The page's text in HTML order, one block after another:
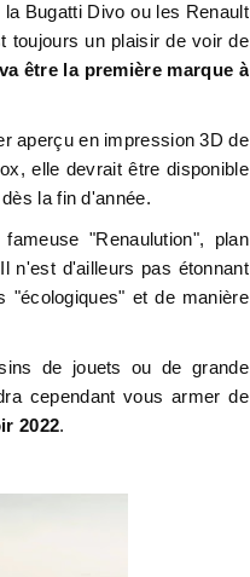
Bugatti Divo ou les Renault
toujours un plaisir de voir de
être la première marque à
aperçu en impression 3D de
elle devrait être disponible
la fin d'année.
"Renaulution", plan
n'est d'ailleurs pas étonnant
"écologiques" et de manière
de jouets ou de grande
cependant vous armer de
2022.